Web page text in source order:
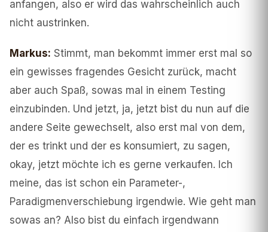
anfangen, also er wird das wahrscheinlich auch
nicht austrinken.
Markus: Stimmt, man bekommt immer erst mal so
ein gewisses fragendes Gesicht zurück, macht
aber auch Spaß, sowas mal in einem Testing
einzubinden. Und jetzt, ja, jetzt bist du nun auf die
andere Seite gewechselt, also erst mal von dem,
der es trinkt und der es konsumiert, zu sagen,
okay, jetzt möchte ich es gerne verkaufen. Ich
meine, das ist schon ein Parameter-,
Paradigmenverschiebung irgendwie. Wie geht man
sowas an? Also bist du einfach irgendwann